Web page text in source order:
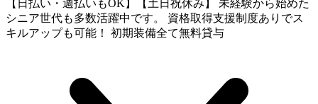
【日払い・週払いもOK】【土日祝休み】 未経験から始めた
シニア世代も多数活躍中です。 資格取得支援制度ありでス
キルアップも可能！ 初期装備全て無料貸与